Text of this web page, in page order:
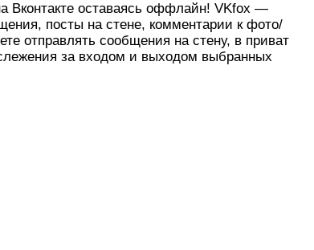
Вконтакте оставаясь оффлайн! VKfox —
посты на стене, комментарии к фото/
отправлять сообщения на стену, в приват
за входом и выходом выбранных